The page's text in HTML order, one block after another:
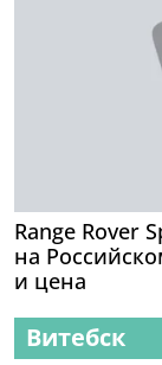
Range Rover
на
и цена
Витебск